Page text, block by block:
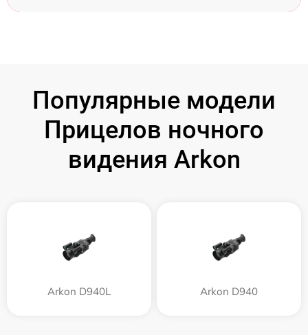
Популярные модели
Прицелов ночного
видения Arkon
Arkon D940L Arkon D940